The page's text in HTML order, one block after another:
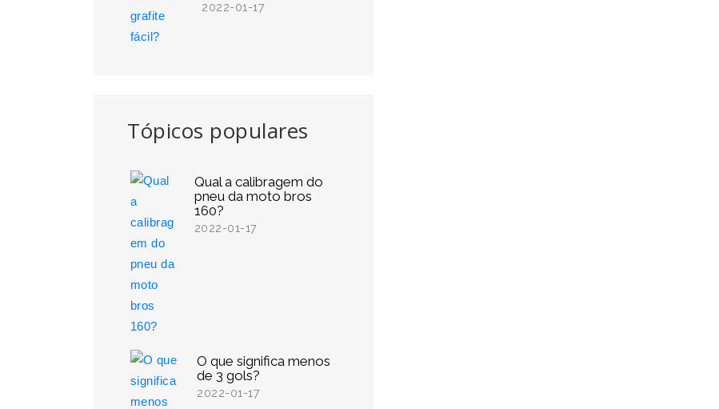
2022-01-17
Tópicos populares
Qual a calibragem do
pneu da moto bros
160?
2022-01-17
O que significa menos
de 3 gols?
2022-01-17